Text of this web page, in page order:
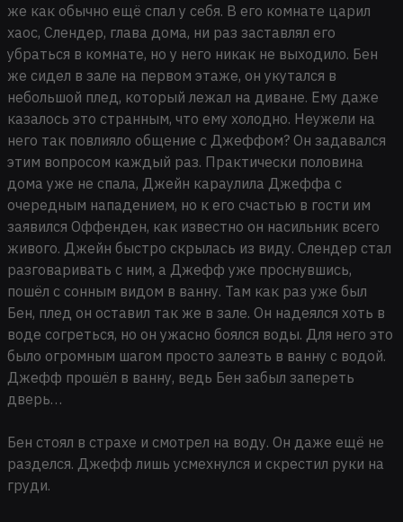
же как обычно ещё спал у себя. В его комнате царил
хаос, Слендер, глава дома, ни раз заставлял его
убраться в комнате, но у него никак не выходило. Бен
же сидел в зале на первом этаже, он укутался в
небольшой плед, который лежал на диване. Ему даже
казалось это странным, что ему холодно. Неужели на
него так повлияло общение с Джеффом? Он задавался
этим вопросом каждый раз. Практически половина
дома уже не спала, Джейн караулила Джеффа с
очередным нападением, но к его счастью в гости им
заявился Оффенден, как известно он насильник всего
живого. Джейн быстро скрылась из виду. Слендер стал
разговаривать с ним, а Джефф уже проснувшись,
пошёл с сонным видом в ванну. Там как раз уже был
Бен, плед он оставил так же в зале. Он надеялся хоть в
воде согреться, но он ужасно боялся воды. Для него это
было огромным шагом просто залезть в ванну с водой.
Джефф прошёл в ванну, ведь Бен забыл запереть
дверь…
Бен стоял в страхе и смотрел на воду. Он даже ещё не
разделся. Джефф лишь усмехнулся и скрестил руки на
груди.